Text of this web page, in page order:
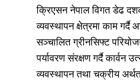
क्रिएसन नेपाल विगत डेढ
व्यवस्थापन क्षेत्रमा काम
सञ्चालित ग्रीनसिफ्ट
पर्यावरण संरक्षण गर्दै कार्वन
व्यवस्थापन तथा चक्रीय